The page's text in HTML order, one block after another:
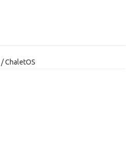
/ChaletOS